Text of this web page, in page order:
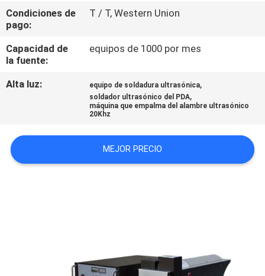
CONTÁCTENOS
NOTICIAS
SOLICITAR
UNA
Condiciones de
pago:
T / T, Western Union
Capacidad de
la fuente:
equipos de 1000 por mes
Alta luz: equipo de soldadura ultrasónica,
soldador ultrasónico del PDA,
máquina que empalma del alambre ultrasónico
20Khz
MEJOR PRECIO